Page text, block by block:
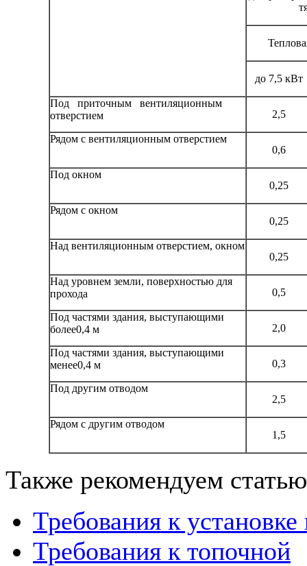
до 7,5 кВт
Под приточным вентиляцион­ным
отверстием
2,5
Рядом с вентиляционным отвер­стием
0,6
Под окном
0,25
Рядом с окном
0,25
Над вентиляционным отверсти­ем, окном
0,25
Над уровнем земли, поверхностью для
прохода
0,5
Под частями здания, выступаю­щими
более0,4 м
2,0
Под частями здания, выступаю­щими
менее0,4 м
0,3
Под другим отводом
2,5
Рядом с другим отводом
1,5
Также рекомендуем
Требования к установке
Требования к топочной